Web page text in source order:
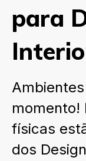
para
momento!
físicas
dos